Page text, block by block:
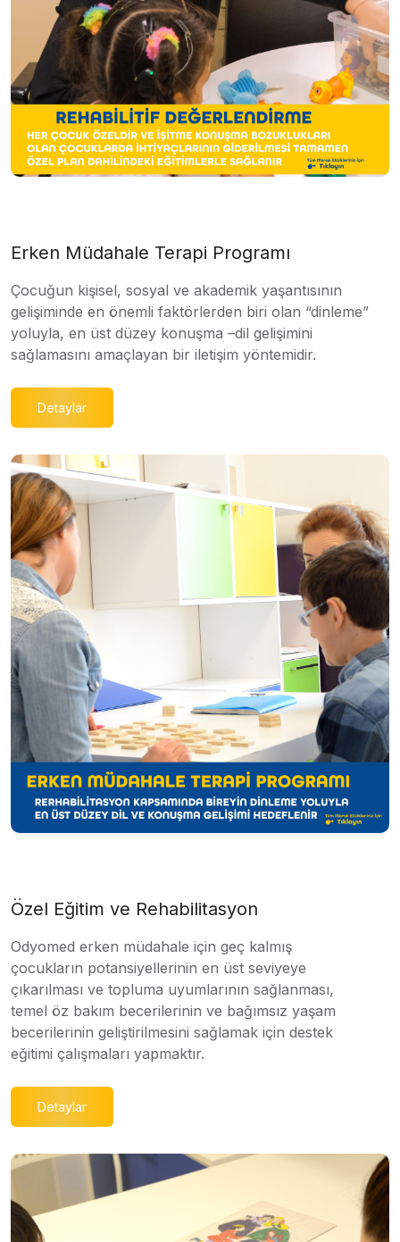
Erken Müdahale Terapi Programı
Çocuğun kişisel, sosyal ve akademik yaşantısının
gelişiminde en önemli faktörlerden biri olan “dinleme”
yoluyla, en üst düzey konuşma –dil gelişimini
sağlamasını amaçlayan bir iletişim yöntemidir.
Detaylar
Özel Eğitim ve Rehabilitasyon
Odyomed erken müdahale için geç kalmış
çocukların potansiyellerinin en üst seviyeye
çıkarılması ve topluma uyumlarının sağlanması,
temel öz bakım becerilerinin ve bağımsız yaşam
becerilerinin geliştirilmesini sağlamak için destek
eğitimi çalışmaları yapmaktır.
Detaylar